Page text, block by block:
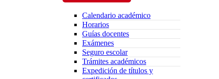
Calendario académico
Horarios
Guías docentes
Exámenes
Seguro escolar
Trámites académicos
Expedición de títulos y